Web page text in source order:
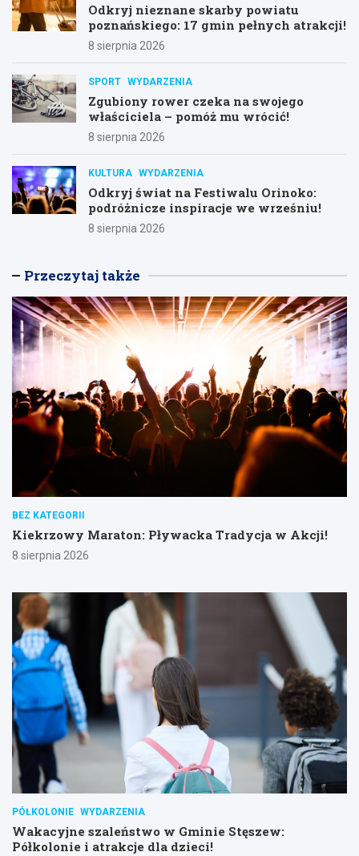
Odkryj nieznane skarby powiatu
poznańskiego: 17 gmin pełnych atrakcji!
8 sierpnia 2026
SPORT WYDARZENIA
Zgubiony rower czeka na swojego
właściciela – pomóż mu wrócić!
8 sierpnia 2026
KULTURA WYDARZENIA
Odkryj świat na Festiwalu Orinoko:
podróżnicze inspiracje we wrześniu!
8 sierpnia 2026
Przeczytaj także
BEZ KATEGORII
Kiekrzowy Maraton: Pływacka Tradycja w Akcji!
8 sierpnia 2026
PÓŁKOLONIE WYDARZENIA
Wakacyjne szaleństwo w Gminie Stęszew:
Półkolonie i atrakcje dla dzieci!